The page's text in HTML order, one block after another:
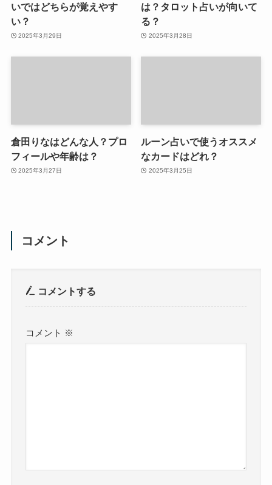
いではどちらが覚えやす
い？
2025年3月29日
は？タロット占いが向いて
る？
2025年3月28日
倉田りなはどんな人？プロ
フィールや年齢は？
2025年3月27日
ルーン占いで使うオススメ
なカードはどれ？
2025年3月25日
コメント
コメントする
コメント ※